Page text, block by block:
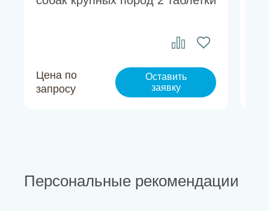
Цена по
запросу
Оставить
заявку
Персональные рекомендации